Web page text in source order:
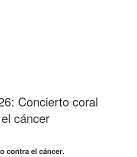
Concierto coral
cáncer
contra el cáncer.